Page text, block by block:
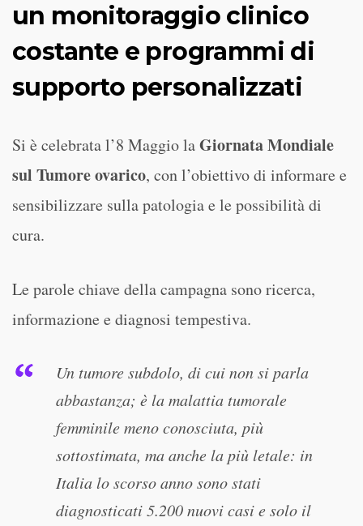
un monitoraggio clinico
costante e programmi di
supporto personalizzati
Si è celebrata l’8 Maggio laGiornata Mondiale
sul Tumore ovarico, con l’obiettivo di informare e
sensibilizzare sulla patologia e le possibilità di
cura.
Le parole chiave della campagna sono ricerca,
informazione e diagnosi tempestiva.
Un tumore subdolo, di cui non si parla
abbastanza; è la malattia tumorale
femminile meno conosciuta, più
sottostimata, ma anche la più letale: in
Italia lo scorso anno sono stati
diagnosticati 5.200 nuovi casi e solo il